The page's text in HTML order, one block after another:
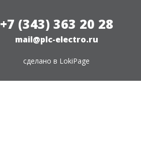
+7 (343) 363 20 28
mail@plc-electro.ru
сделано в LokiPage